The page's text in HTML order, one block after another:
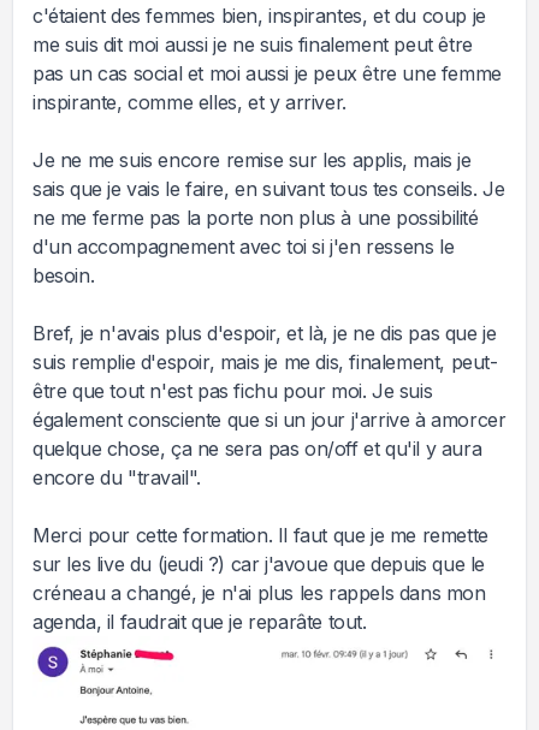
c'étaient des femmes bien, inspirantes, et du coup je
me suis dit moi aussi je ne suis finalement peut être
pas un cas social et moi aussi je peux être une femme
inspirante, comme elles, et y arriver.
Je ne me suis encore remise sur les applis, mais je
sais que je vais le faire, en suivant tous tes conseils. Je
ne me ferme pas la porte non plus à une possibilité
d'un accompagnement avec toi si j'en ressens le
besoin.
Bref, je n'avais plus d'espoir, et là, je ne dis pas que je
suis remplie d'espoir, mais je me dis, finalement, peut-
être que tout n'est pas fichu pour moi. Je suis
également consciente que si un jour j'arrive à amorcer
quelque chose, ça ne sera pas on/off et qu'il y aura
encore du "travail".
Merci pour cette formation. Il faut que je me remette
sur les live du (jeudi ?) car j'avoue que depuis que le
créneau a changé, je n'ai plus les rappels dans mon
agenda, il faudrait que je reparâte tout.